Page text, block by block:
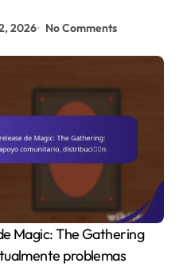
2026 No Comments
problemas